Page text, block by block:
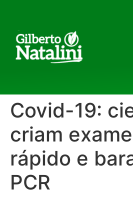
Covid-19:
criam
rápido e
PCR